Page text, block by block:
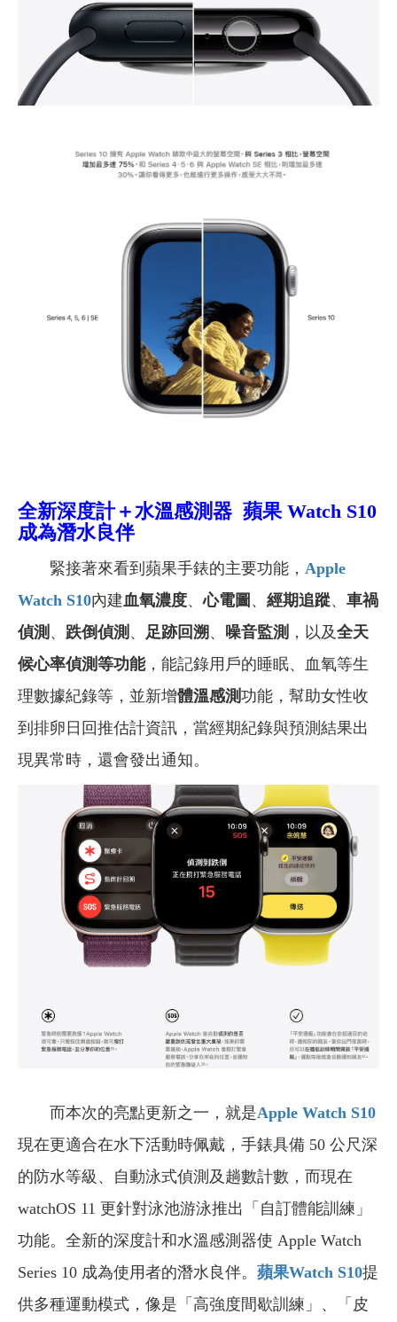
全新深度計＋水溫感測器 蘋果 Watch S10
成為潛水良伴
緊接著來看到蘋果手錶的主要功能， Apple
Watch S10內建血氧濃度、心電圖 、 經期追蹤、 車禍
偵測 、 跌倒偵測 、 足跡回溯 、 噪音監測 ，以及全天
候心率偵測等功能，能記錄用戶的睡眠、血氧等生
理數據紀錄等，並新增體溫感測功能，幫助女性收
到排卵日回推估計資訊，當經期紀錄與預測結果出
現異常時，還會發出通知。
而本次的亮點更新之一，就是Apple Watch S10
現在更適合在水下活動時佩戴，手錶具備 50 公尺深
的防水等級、自動泳式偵測及趟數計數，而現在
watchOS 11 更針對泳池游泳推出「自訂體能訓練」
功能。全新的深度計和水溫感測器使 Apple Watch
Series 10 成為使用者的潛水良伴。 蘋果Watch S10提
供多種運動模式，像是「高強度間歇訓練」、「皮